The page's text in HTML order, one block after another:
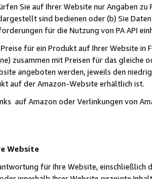
Sie auf Ihrer Website nur Angaben
sind bedienen oder (b) Sie
für die Nutzung von PA API
für ein Produkt auf Ihrer Website
zusammen mit Preisen für das
angeboten werden, jeweils den
auf der Amazon-Website erhältlich ist.
auf Amazon oder Verlinkungen von
Website
für Ihre Website,